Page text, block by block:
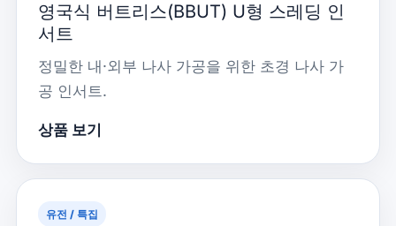
영국식 버트리스(BBUT) U형 스레딩 인
서트
정밀한 내·외부 나사 가공을 위한 초경 나사 가
공 인서트.
상품 보기
유전 / 특집